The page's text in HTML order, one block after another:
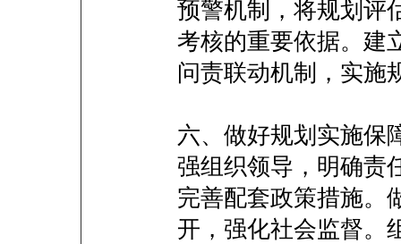
预警机制，将规划评
考核的重要依据。建
问责联动机制，实施
六、做好规划实施保
强组织领导，明确责
完善配套政策措施。
开，强化社会监督。